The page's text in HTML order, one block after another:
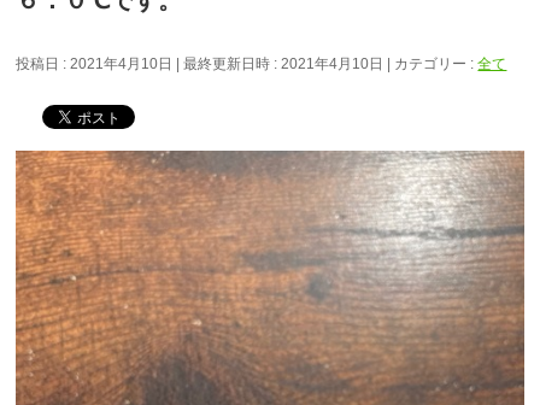
投稿日 : 2021年4月10日 最終更新日時 : 2021年4月10日 カテゴリー :全て